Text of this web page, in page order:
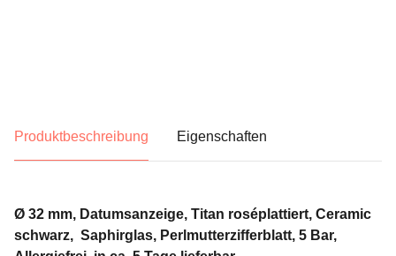
Produktbeschreibung Eigenschaften
Ø 32 mm, Datumsanzeige, Titan roséplattiert, Ceramic
schwarz, Saphirglas, Perlmutterzifferblatt, 5 Bar,